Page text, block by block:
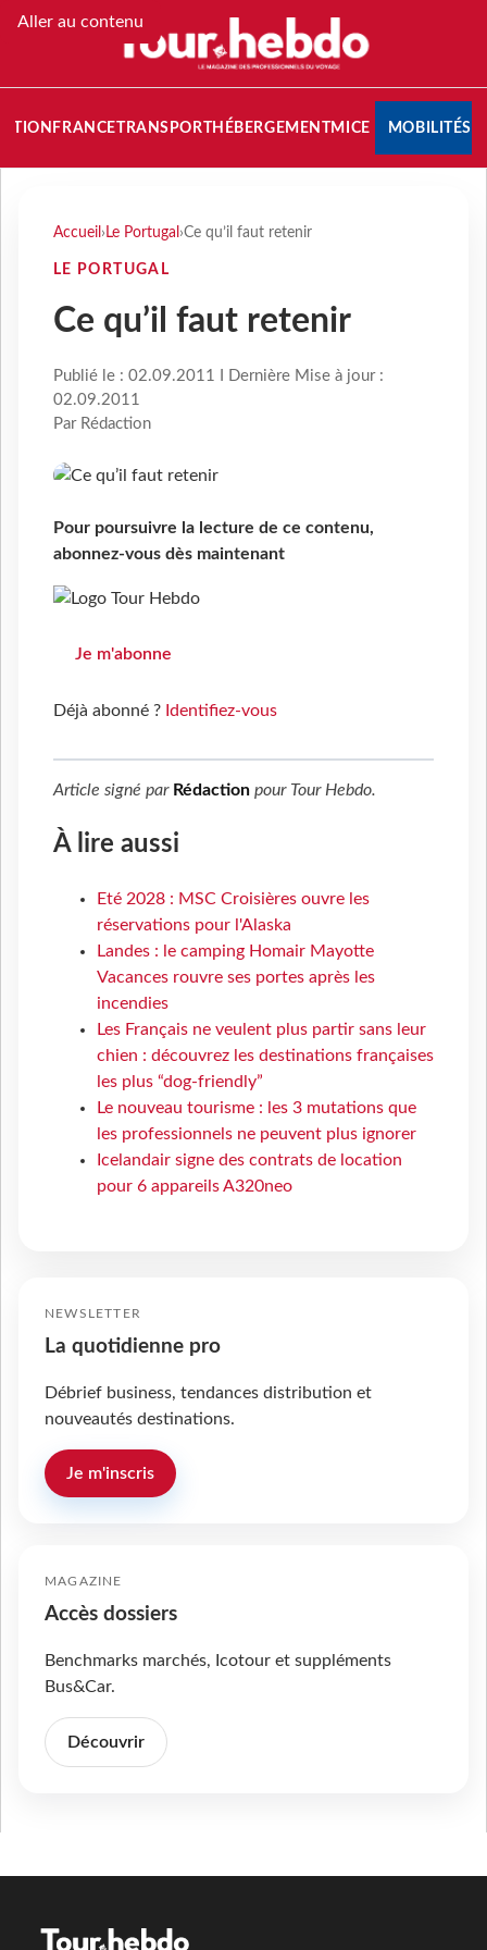
Aller au contenu
FRANCETRANSPORT HÉBERGEMENTMICE MOBILITÉS
Accueil › Le Portugal ›Ce qu’il faut retenir
LE PORTUGAL
Ce qu’il faut retenir
Publié le : 02.09.2011 I Dernière Mise à jour :
02.09.2011
Par Rédaction
Pour poursuivre la lecture de ce contenu,
abonnez-vous dès maintenant
Je m'abonne
Déjà abonné ? Identifiez-vous
Article signé par Rédaction pour Tour Hebdo.
À lire aussi
Eté 2028 : MSC Croisières ouvre les
réservations pour l'Alaska
Landes : le camping Homair Mayotte
Vacances rouvre ses portes après les
incendies
Les Français ne veulent plus partir sans leur
chien : découvrez les destinations françaises
les plus “dog-friendly”
Le nouveau tourisme : les 3 mutations que
les professionnels ne peuvent plus ignorer
Icelandair signe des contrats de location
pour 6 appareils A320neo
NEWSLETTER
La quotidienne pro
Débrief business, tendances distribution et
nouveautés destinations.
Je m'inscris
MAGAZINE
Accès dossiers
Benchmarks marchés, Icotour et suppléments
Bus&Car.
Découvrir